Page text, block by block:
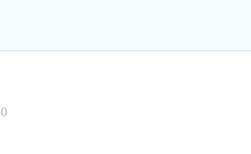
0